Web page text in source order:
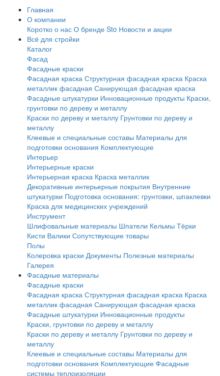
Главная
О компании
Коротко о нас О бренде Sto Новости и акции
Всё для стройки
Каталог
Фасад
Фасадные краски
Фасадная краска Структурная фасадная краска Краска
металлик фасадная Санирующая фасадная краска
Фасадные штукатурки Инновационные продукты Краски,
грунтовки по дереву и металлу
Краски по дереву и металлу Грунтовки по дереву и
металлу
Клеевые и специальные составы Материалы для
подготовки основания Комплектующие
Интерьер
Интерьерные краски
Интерьерная краска Краска металлик
Декоративные интерьерные покрытия Внутренние
штукатурки Подготовка основания: грунтовки, шпаклевки
Краска для медицинских учреждений
Инструмент
Шлифовальные материалы Шпатели Кельмы Тёрки
Кисти Валики Сопутствующие товары
Полы
Колеровка краски Документы Полезные материалы
Галерея
Фасадные материалы
Фасадные краски
Фасадная краска Структурная фасадная краска Краска
металлик фасадная Санирующая фасадная краска
Фасадные штукатурки Инновационные продукты
Краски, грунтовки по дереву и металлу
Краски по дереву и металлу Грунтовки по дереву и
металлу
Клеевые и специальные составы Материалы для
подготовки основания Комплектующие Фасадные
системы теплоизоляции